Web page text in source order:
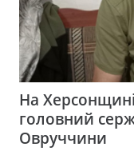
На
головний
Овруччини